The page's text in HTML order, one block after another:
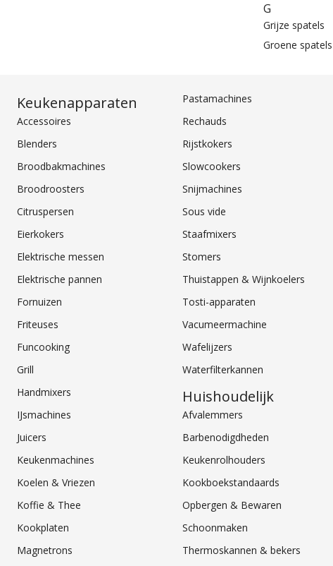
G
Grijze spatels
Groene spatels
Keukenapparaten
Accessoires
Blenders
Broodbakmachines
Broodroosters
Citruspersen
Eierkokers
Elektrische messen
Elektrische pannen
Fornuizen
Friteuses
Funcooking
Grill
Handmixers
IJsmachines
Juicers
Keukenmachines
Koelen & Vriezen
Koffie & Thee
Kookplaten
Magnetrons
Pastamachines
Rechauds
Rijstkokers
Slowcookers
Snijmachines
Sous vide
Staafmixers
Stomers
Thuistappen & Wijnkoelers
Tosti-apparaten
Vacumeermachine
Wafelijzers
Waterfilterkannen
Huishoudelijk
Afvalemmers
Barbenodigdheden
Keukenrolhouders
Kookboekstandaards
Opbergen & Bewaren
Schoonmaken
Thermoskannen & bekers